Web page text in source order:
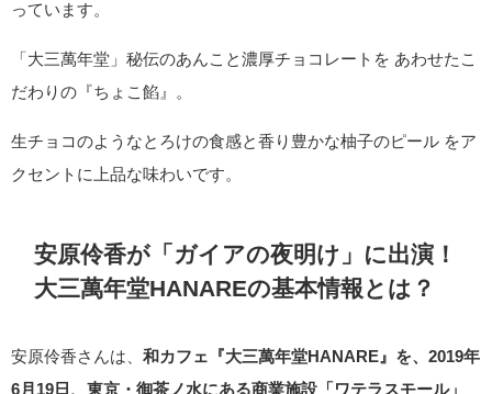
っています。
「大三萬年堂」秘伝のあんこと濃厚チョコレートを あわせたこ
だわりの『ちょこ餡』。
生チョコのようなとろけの食感と香り豊かな柚子のピール をア
クセントに上品な味わいです。
安原伶香が「ガイアの夜明け」に出演！
大三萬年堂HANAREの基本情報とは？
安原伶香さんは、 和カフェ『大三萬年堂HANARE』を、2019年
6月19日、東京・御茶ノ水にある商業施設「ワテラスモール」